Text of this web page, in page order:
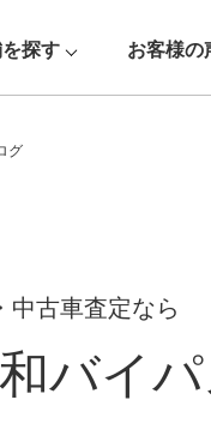
を探す お客様の
グ
中古車査定なら
バイ